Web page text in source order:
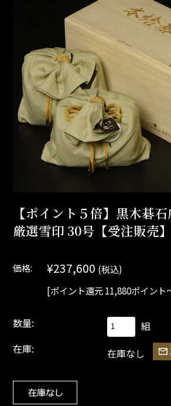
【ポイント５倍】黒木碁
厳選雪印 30号【受注販売】
価格: ¥237,600 (税込)
[ポイント還元 11,880ポイント
数量:
組
在庫:
在庫なし